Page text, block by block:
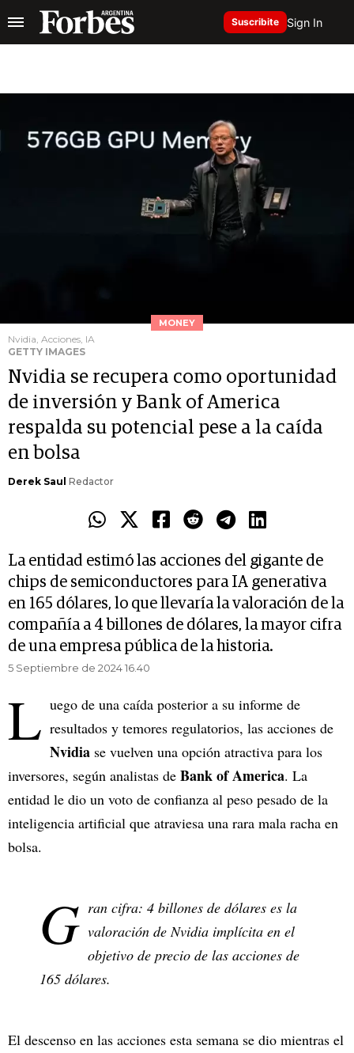
Suscribite Sign In
MONEY
Nvidia, Acciones, IA
GETTY IMAGES
Nvidia se recupera como oportunidad
de inversión y Bank of America
respalda su potencial pese a la caída
en bolsa
Derek Saul Redactor
La entidad estimó las acciones del gigante de
chips de semiconductores para IA generativa
en 165 dólares, lo que llevaría la valoración de la
compañía a 4 billones de dólares, la mayor cifra
de una empresa pública de la historia.
5 Septiembre de 2024 16.40
L uego de una caída posterior a su informe de
resultados y temores regulatorios, las acciones de
Nvidia se vuelven una opción atractiva para los
inversores, según analistas de Bank of America. La
entidad le dio un voto de confianza al peso pesado de la
inteligencia artificial que atraviesa una rara mala racha en
bolsa.
G ran cifra: 4 billones de dólares es la
valoración de Nvidia implícita en el
objetivo de precio de las acciones de
165 dólares.
El descenso en las acciones esta semana se dio mientras el